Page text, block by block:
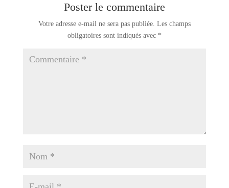
Poster le commentaire
Votre adresse e-mail ne sera pas publiée. Les champs
obligatoires sont indiqués avec *